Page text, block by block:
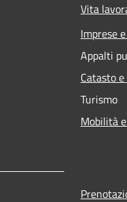
Vita
Imprese
Appalti
Catasto
Turismo
Mobilità